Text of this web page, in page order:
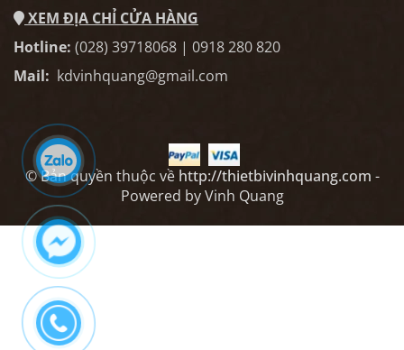
XEM ĐỊA CHỈ CỬA HÀNG
Hotline: (028) 39718068 | 0918 280 820
Mail: kdvinhquang@gmail.com
© Bản quyền thuộc về http://thietbivinhquang.com -
Powered by Vinh Quang